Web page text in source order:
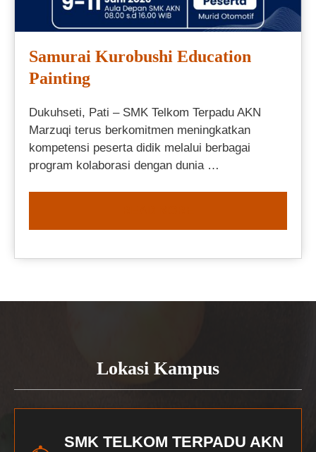
Samurai Kurobushi Education
Painting
Dukuhseti, Pati – SMK Telkom Terpadu AKN
Marzuqi terus berkomitmen meningkatkan
kompetensi peserta didik melalui berbagai
program kolaborasi dengan dunia …
Lokasi Kampus
SMK TELKOM TERPADU AKN